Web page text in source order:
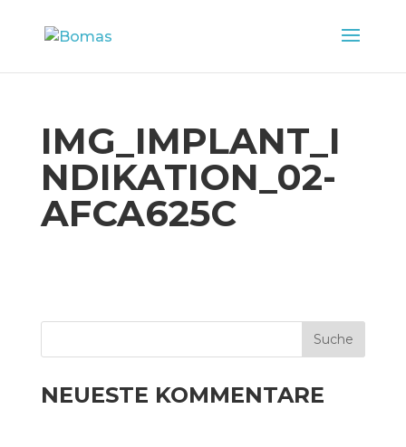
IMG_IMPLANT_I
NDIKATION_02-
AFCA625C
NEUESTE KOMMENTARE